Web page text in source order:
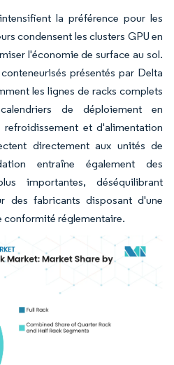
la préférence pour les
condensent les clusters GPU en
l'économie de surface au sol.
présentés par Delta
les lignes de racks complets
de déploiement en
et d'alimentation
directement aux unités de
entraîne également des
importantes, déséquilibrant
des fabricants disposant d'une
conformité réglementaire.